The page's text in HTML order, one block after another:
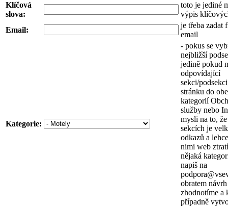
Klíčová
slova:
toto je jediné
výpis
Email:
je třeba zadat
email
Kategorie:
- pokus se
nejbližší
jedině pokud
odpovídající
sekci/
stránku do
kategorií
služby nebo
mysli na to,
sekcích je
odkazů a
nimi web
nějaká
napiš na
obratem návrh
zhodnotíme a
případně